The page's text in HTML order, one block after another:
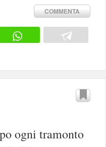
COMMENTA
ogni tramonto